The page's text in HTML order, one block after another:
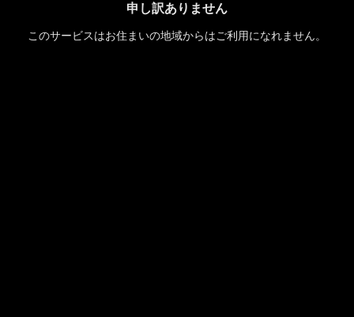
申し訳ありません
このサービスはお住まいの地域からはご利用になれません。